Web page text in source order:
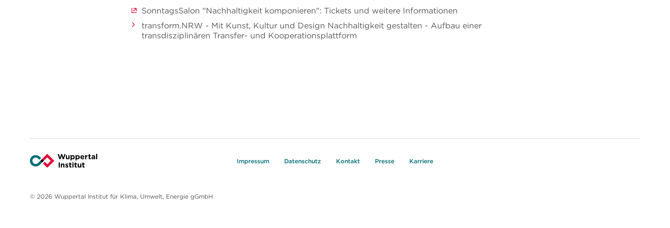
SonntagsSalon "Nachhaltigkeit komponieren": Tickets und weitere Informationen
transform.NRW - Mit Kunst, Kultur und Design Nachhaltigkeit gestalten - Aufbau einer
transdisziplinären Transfer- und Kooperationsplattform
Impressum Datenschutz Kontakt Presse Karriere
© 2026 Wuppertal Institut für Klima, Umwelt, Energie gGmbH